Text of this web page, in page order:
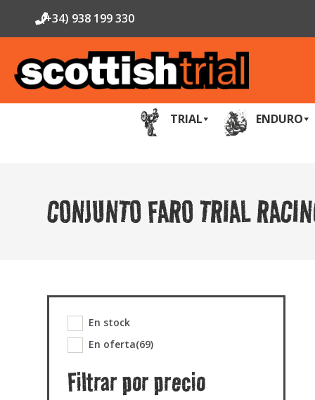
(+34) 938 199 330
TRIAL ENDURO
CONJUNTO FARO TRIAL
En stock
En oferta(69)
Filtrar por precio